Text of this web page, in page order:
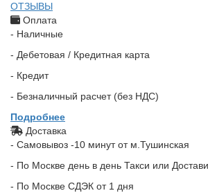
ОТЗЫВЫ
Оплата
- Наличные
- Дебетовая / Кредитная карта
- Кредит
- Безналичный расчет (без НДС)
Подробнее
Доставка
- Самовывоз -10 минут от м.Тушинская
- По Москве день в день Такси или
- По Москве СДЭК от 1 дня